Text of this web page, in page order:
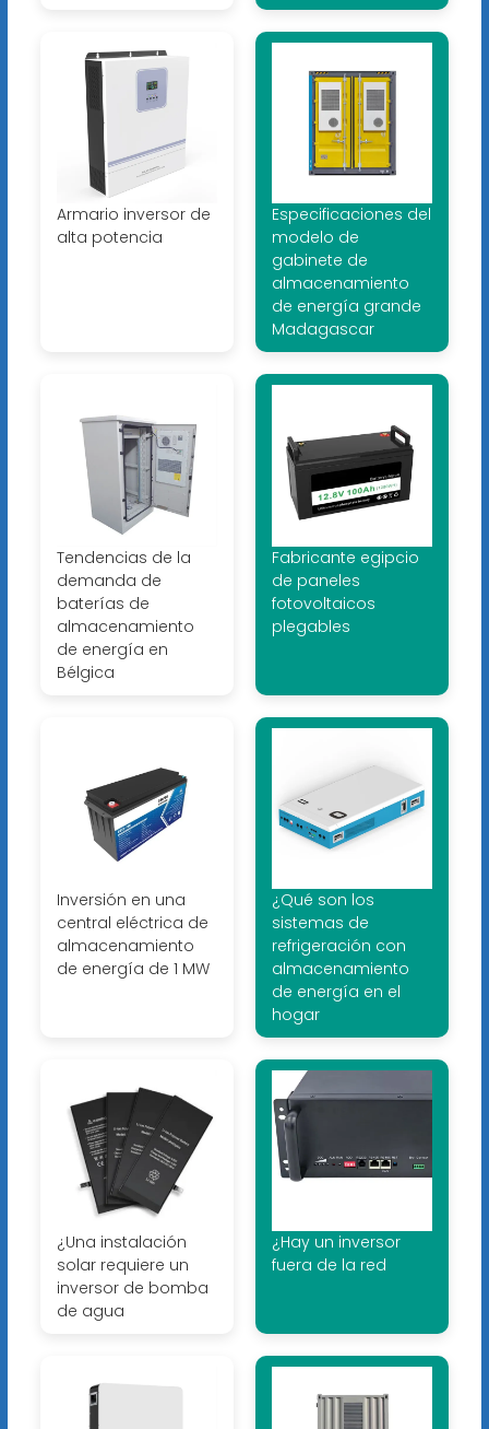
Armario inversor de
alta potencia
Especificaciones del
modelo de
gabinete de
almacenamiento
de energía grande
Madagascar
Tendencias de la
demanda de
baterías de
almacenamiento
de energía en
Bélgica
Fabricante egipcio
de paneles
fotovoltaicos
plegables
Inversión en una
central eléctrica de
almacenamiento
de energía de 1 MW
¿Qué son los
sistemas de
refrigeración con
almacenamiento
de energía en el
hogar
¿Una instalación
solar requiere un
inversor de bomba
de agua
¿Hay un inversor
fuera de la red